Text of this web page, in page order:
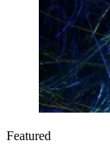
Featured